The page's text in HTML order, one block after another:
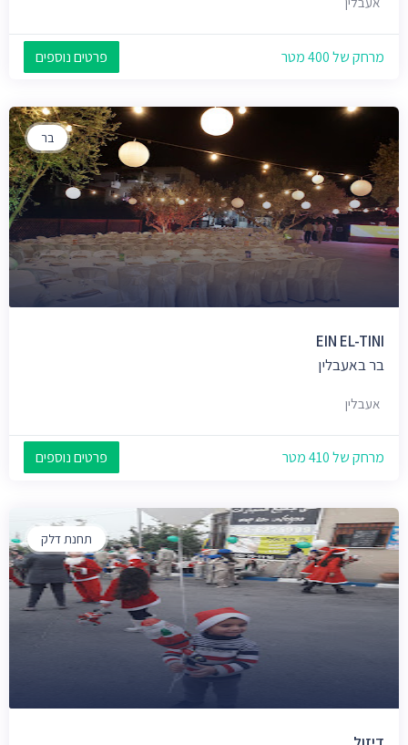
מרחק של 400 מטר פרטים נוספים
בר
EIN EL-TINI
בר באעבלין
אעבלין
מרחק של 410 מטר פרטים נוספים
תחנת דלק